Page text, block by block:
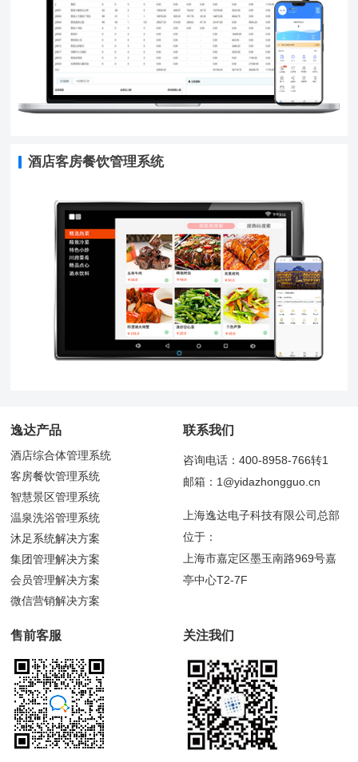
酒店客房餐饮管理系统
逸达产品
酒店综合体管理系统
客房餐饮管理系统
智慧景区管理系统
温泉洗浴管理系统
沐足系统解决方案
集团管理解决方案
会员管理解决方案
微信营销解决方案
联系我们
咨询电话：400-8958-766转1
邮箱：1@yidazhongguo.cn
上海逸达电子科技有限公司总部
位于：
上海市嘉定区墨玉南路969号嘉
亭中心T2-7F
售前客服 关注我们